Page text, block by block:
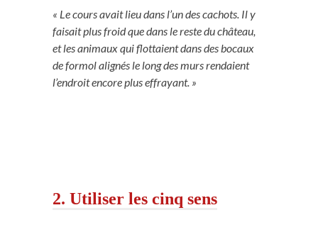
« Le cours avait lieu dans l’un des cachots. Il y
faisait plus froid que dans le reste du château,
et les animaux qui flottaient dans des bocaux
de formol alignés le long des murs rendaient
l’endroit encore plus effrayant. »
2. Utiliser les cinq sens